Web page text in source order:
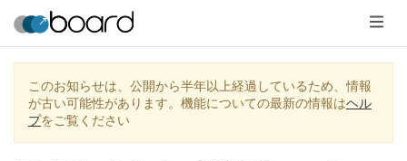
メ
ニ
ュ
ー
このお知らせは、公開から半年以上経過しているため、情報
が古い可能性があります。機能についての最新の情報はヘル
プをご覧ください